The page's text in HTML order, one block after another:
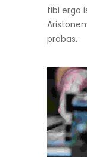
tibi ergo
probas.